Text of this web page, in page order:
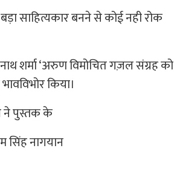
साहित्यकार बनने से कोई नही रोक
शर्मा ‘अरुण विमोचित गज़ल संग्रह को
किया।
ने पुस्तक के
सिंह नागयान